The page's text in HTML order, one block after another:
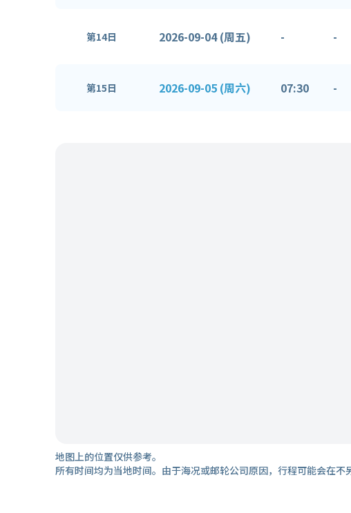
第14日 2026-09-04 (周五) - -
第15日 2026-09-05 (周六) 07:30 -
地图上的位置仅供参考。
所有时间均为当地时间。由于海况或邮轮公司原因，行程可能会在不